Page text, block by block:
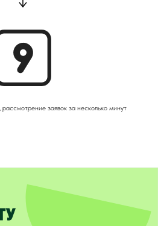
заявок за несколько минут